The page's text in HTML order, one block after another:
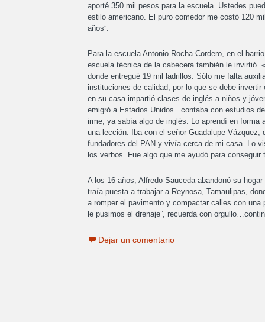
aporté 350 mil pesos para la escuela. Ustedes
estilo americano. El puro comedor me costó 120
años”.
Para la escuela Antonio Rocha Cordero, en el
escuela técnica de la cabecera también le invirtió.
donde entregué 19 mil ladrillos. Sólo me falta
instituciones de calidad, por lo que se debe
en su casa impartió clases de inglés a niños y
emigró a Estados Unidos contaba con estudios
irme, ya sabía algo de inglés. Lo aprendí en
una lección. Iba con el señor Guadalupe
fundadores del PAN y vivía cerca de mi casa. Lo
los verbos. Fue algo que me ayudó para
A los 16 años, Alfredo Sauceda abandonó su
traía puesta a trabajar a Reynosa, Tamaulipas,
a romper el pavimento y compactar calles con
le pusimos el drenaje”, recuerda con
Dejar un comentario